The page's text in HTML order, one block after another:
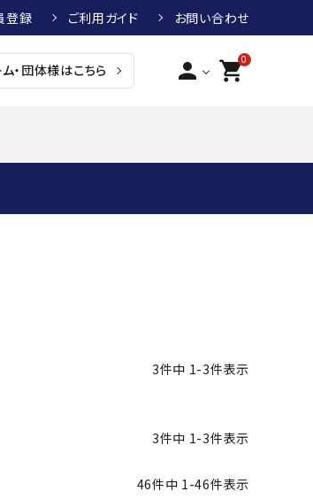
登録 ご利用ガイド お問い合わせ
・団体様はこちら person 0
shopping_cart
ストリングス・ガット（テニス）
テニスシューズ
ヨガマット
3件中 1-3件表示
3件中 1-3件表示
46件中 1 -46件表示